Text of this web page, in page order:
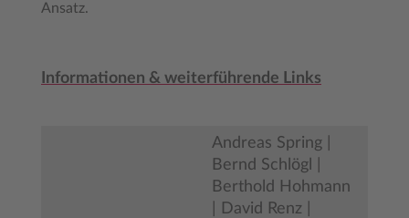
Ansatz.
Informationen & weiterführende Links
Andreas Spring |
Bernd Schlögl |
Berthold Hohmann
| David Renz |